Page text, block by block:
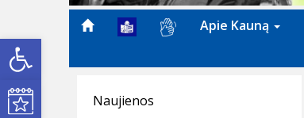
Open toolbar
Kultūros renginiai
Apie Kauną
Naujienos